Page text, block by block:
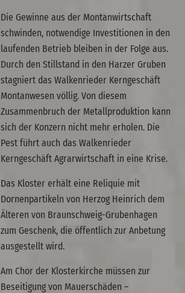
Die Gewinne aus der Montanwirtschaft
schwinden, notwendige Investitionen in den
laufenden Betrieb bleiben in der Folge aus.
Durch den Stillstand in den Harzer Gruben
stagniert das Walkenrieder Kerngeschäft
Montanwesen völlig. Von diesem
Zusammenbruch der Metallproduktion kann
sich der Konzern nicht mehr erholen. Die
Pest führt auch das Walkenrieder
Kerngeschäft Agrarwirtschaft in eine Krise.
Das Kloster erhält eine Reliquie mit
Dornenpartikeln von Herzog Heinrich dem
Älteren von Braunschweig-Grubenhagen
zum Geschenk, die öffentlich zur Anbetung
ausgestellt wird.
Am Chor der Klosterkirche müssen zur
Beseitigung von Mauerschäden –